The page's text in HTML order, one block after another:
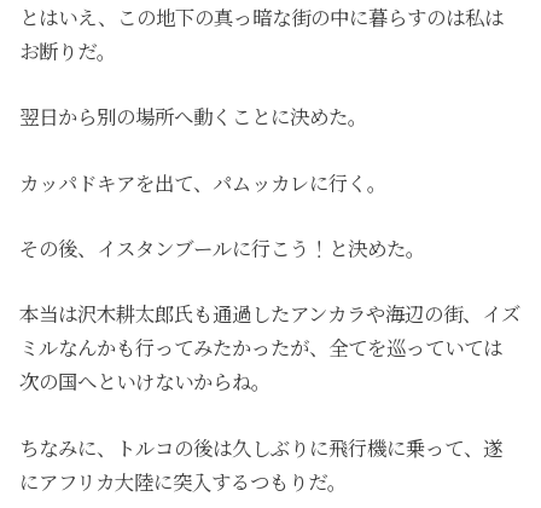
とはいえ、この地下の真っ暗な街の中に暮らすのは私は
お断りだ。
翌日から別の場所へ動くことに決めた。
カッパドキアを出て、パムッカレに行く。
その後、イスタンブールに行こう！と決めた。
本当は沢木耕太郎氏も通過したアンカラや海辺の街、イズ
ミルなんかも行ってみたかったが、全てを巡っていては
次の国へといけないからね。
ちなみに、トルコの後は久しぶりに飛行機に乗って、遂
にアフリカ大陸に突入するつもりだ。